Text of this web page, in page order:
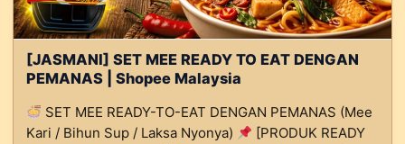
[JASMANI] SET MEE READY TO EAT DENGAN
PEMANAS | Shopee Malaysia
SET MEE READY-TO-EAT DENGAN PEMANAS (Mee
Kari / Bihun Sup / Laksa Nyonya)
[PRODUK READY